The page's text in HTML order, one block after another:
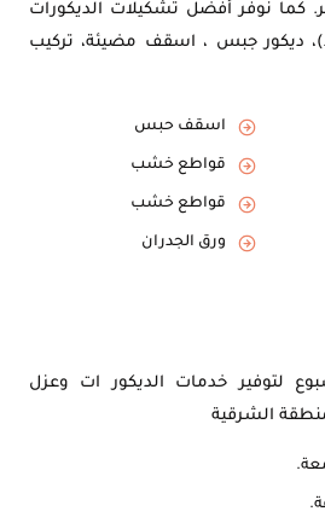
كما نوفر أفضل تشكيلات الديكورات
ديكور جبس ، اسقف مضيئة، تركيب
اسقف حبس
قواطع خشب
قواطع خشب
ورق الجدران
لتوفير خدمات الديكور ات وعزل
الشرقية